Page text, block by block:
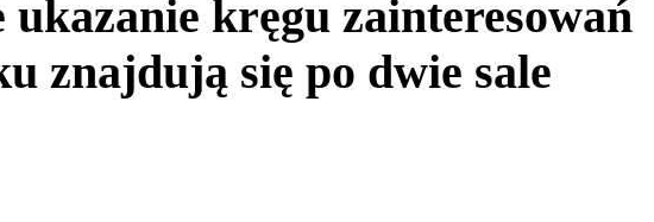
kręgu zainteresowań
znajdują się po dwie sale